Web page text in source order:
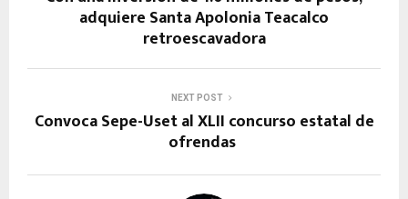
adquiere Santa Apolonia Teacalco
retroescavadora
NEXT POST
Convoca Sepe-Uset al XLII concurso estatal de
ofrendas